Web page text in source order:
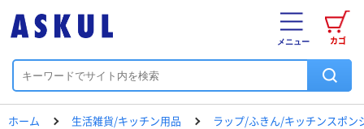
カゴ
メニュー
ホーム 生活雑貨/キッチン用品 ラップ/ふきん/キッチンスポン